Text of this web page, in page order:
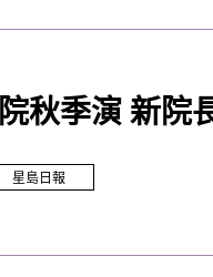
秋季演 新院
星島日報